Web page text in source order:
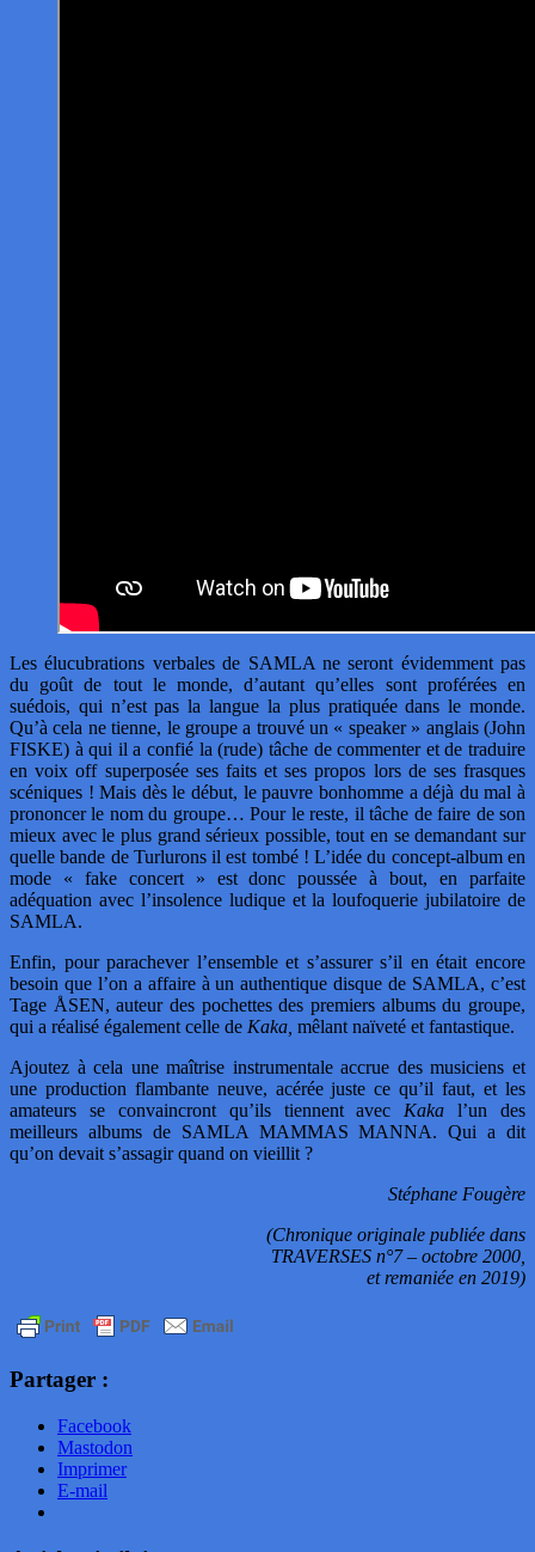
Les élucubrations verbales de SAMLA ne seront évidemment pas
du goût de tout le monde, d’autant qu’elles sont proférées en
suédois, qui n’est pas la langue la plus pratiquée dans le monde.
Qu’à cela ne tienne, le groupe a trouvé un « speaker » anglais (John
FISKE) à qui il a confié la (rude) tâche de commenter et de traduire
en voix off superposée ses faits et ses propos lors de ses frasques
scéniques ! Mais dès le début, le pauvre bonhomme a déjà du mal à
prononcer le nom du groupe… Pour le reste, il tâche de faire de son
mieux avec le plus grand sérieux possible, tout en se demandant sur
quelle bande de Turlurons il est tombé ! L’idée du concept-album en
mode « fake concert » est donc poussée à bout, en parfaite
adéquation avec l’insolence ludique et la loufoquerie jubilatoire de
SAMLA.
Enfin, pour parachever l’ensemble et s’assurer s’il en était encore
besoin que l’on a affaire à un authentique disque de SAMLA, c’est
Tage ÅSEN, auteur des pochettes des premiers albums du groupe,
qui a réalisé également celle de Kaka, mêlant naïveté et fantastique.
Ajoutez à cela une maîtrise instrumentale accrue des musiciens et
une production flambante neuve, acérée juste ce qu’il faut, et les
amateurs se convaincront qu’ils tiennent avec Kaka l’un des
meilleurs albums de SAMLA MAMMAS MANNA. Qui a dit
qu’on devait s’assagir quand on vieillit ?
Stéphane Fougère
(Chronique originale publiée dans
TRAVERSES n°7 – octobre 2000,
et remaniée en 2019)
Partager :
Facebook
Mastodon
Imprimer
E-mail